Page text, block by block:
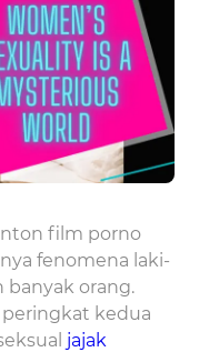
film porno
fenomena laki-
banyak orang.
kedua
jajak